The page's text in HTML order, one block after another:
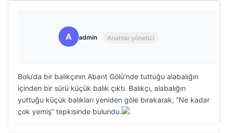
A admin Anahtar yönetici
Bolu’da bir balıkçının Abant Gölü’nde tuttuğu alabalığın
içinden bir sürü küçük balık çıktı. Balıkçı, alabalığın
yuttuğu küçük balıkları yeniden göle bırakarak, “Ne kadar
çok yemiş” tepkisinde bulundu.